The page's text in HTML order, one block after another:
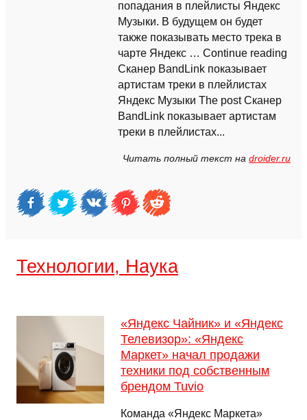
попадания в плейлисты Яндекс
Музыки. В будущем он будет
также показывать место трека в
чарте Яндекс … Continue reading
Сканер BandLink показывает
артистам треки в плейлистах
Яндекс Музыки The post Сканер
BandLink показывает артистам
треки в плейлистах...
Читать полный текст на droider.ru
Технологии, Наука
«Яндекс Чайник» и «Яндекс
Телевизор»: «Яндекс
Маркет» начал продажи
техники под собственным
брендом Tuvio
Команда «Яндекс Маркета»